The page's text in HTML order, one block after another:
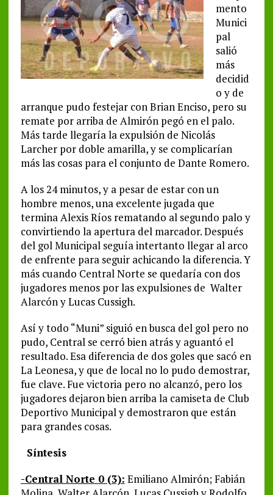
mento
Munici
pal
salió
más
decidid
o y de
arranque pudo festejar con Brian Enciso, pero su
remate por arriba de Almirón pegó en el palo.
Más tarde llegaría la expulsión de Nicolás
Larcher por doble amarilla, y se complicarían
más las cosas para el conjunto de Dante Romero.
A los 24 minutos, y a pesar de estar con un
hombre menos, una excelente jugada que
termina Alexis Ríos rematando al segundo palo y
convirtiendo la apertura del marcador. Después
del gol Municipal seguía intertanto llegar al arco
de enfrente para seguir achicando la diferencia. Y
más cuando Central Norte se quedaría con dos
jugadores menos por las expulsiones de Walter
Alarcón y Lucas Cussigh.
Así y todo “Muni” siguió en busca del gol pero no
pudo, Central se cerró bien atrás y aguantó el
resultado. Esa diferencia de dos goles que sacó en
La Leonesa, y que de local no lo pudo demostrar,
fue clave. Fue victoria pero no alcanzó, pero los
jugadores dejaron bien arriba la camiseta de Club
Deportivo Municipal y demostraron que están
para grandes cosas.
Síntesis
-Central Norte 0 (3): Emiliano Almirón; Fabián